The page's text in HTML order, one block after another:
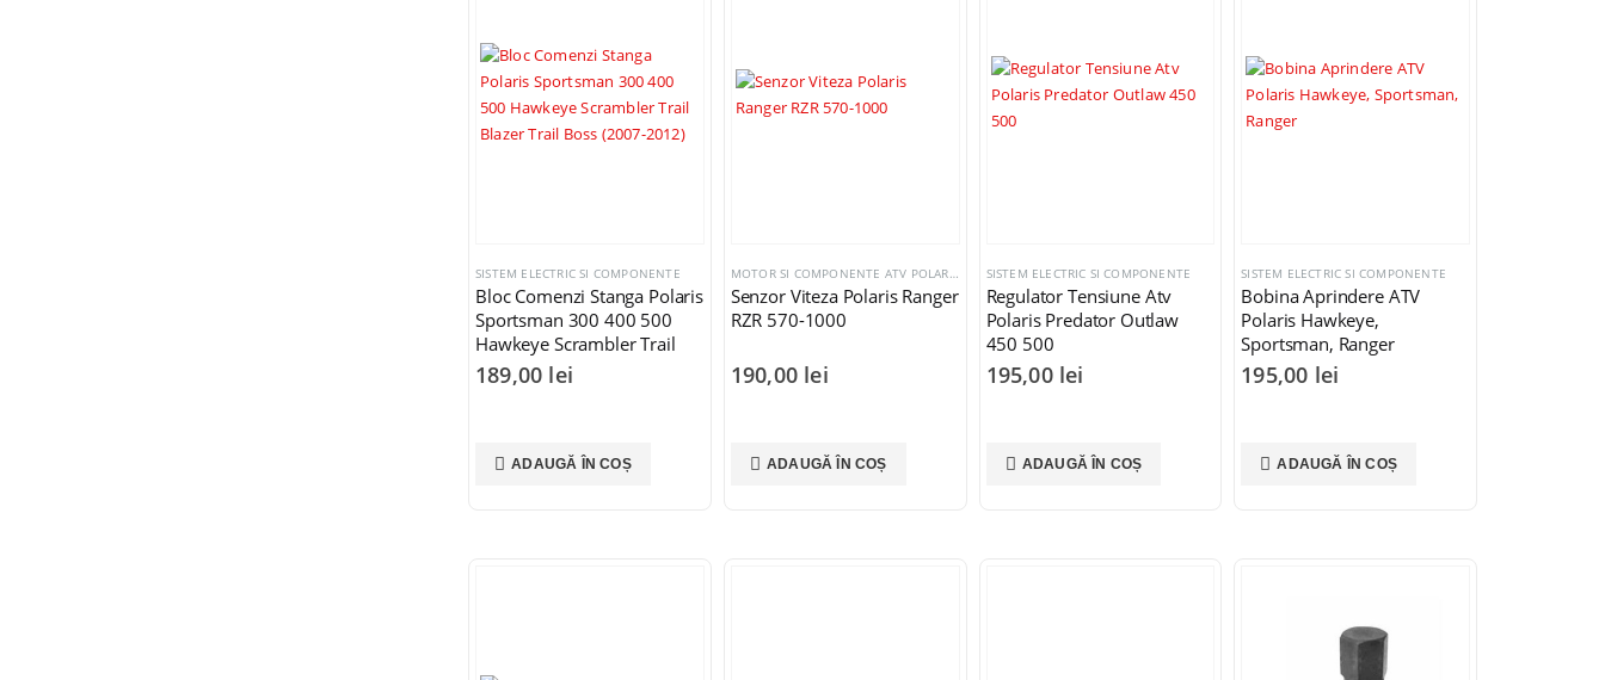
SISTEM ELECTRIC SI COMPONENTE
Bloc Comenzi Stanga Polaris
Sportsman 300 400 500
Hawkeye Scrambler Trail
Blazer Trail Boss (2007-
2012)
189,00 lei
ADAUGĂ ÎN COȘ
MOTOR SI COMPONENTE ATV POLARIS SISTEM ELECTRIC SI COMPONENTE
Senzor Viteza Polaris Ranger
RZR 570-1000
190,00 lei
ADAUGĂ ÎN COȘ
SISTEM ELECTRIC SI COMPONENTE
Regulator Tensiune Atv
Polaris Predator Outlaw
450 500
195,00 lei
ADAUGĂ ÎN COȘ
SISTEM ELECTRIC SI COMPONENTE
Bobina Aprindere ATV
Polaris Hawkeye,
Sportsman, Ranger
195,00 lei
ADAUGĂ ÎN COȘ